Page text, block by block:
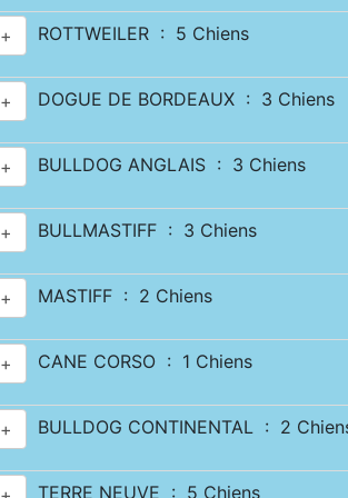
+ ROTTWEILER : 5 Chiens
+ DOGUE DE BORDEAUX : 3 Chiens
+ BULLDOG ANGLAIS : 3 Chiens
+ BULLMASTIFF : 3 Chiens
+ MASTIFF : 2 Chiens
+ CANE CORSO : 1 Chiens
+ BULLDOG CONTINENTAL : 2
TERRE NEUVE : 5 Chiens